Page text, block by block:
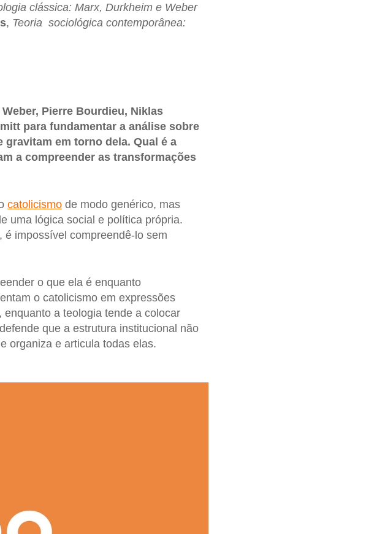
clássica: Marx, Durkheim e Weber
, Teoria sociológica contemporânea:
Pierre Bourdieu, Niklas
para fundamentar a análise sobre
em torno dela. Qual é a
a compreender as transformações
catolicismode modo genérico, mas
uma lógica social e política própria.
impossível compreendê-lo sem
o que ela é enquanto
o catolicismo em expressões
a teologia tende a colocar
que a estrutura institucional não
organiza e articula todas elas.